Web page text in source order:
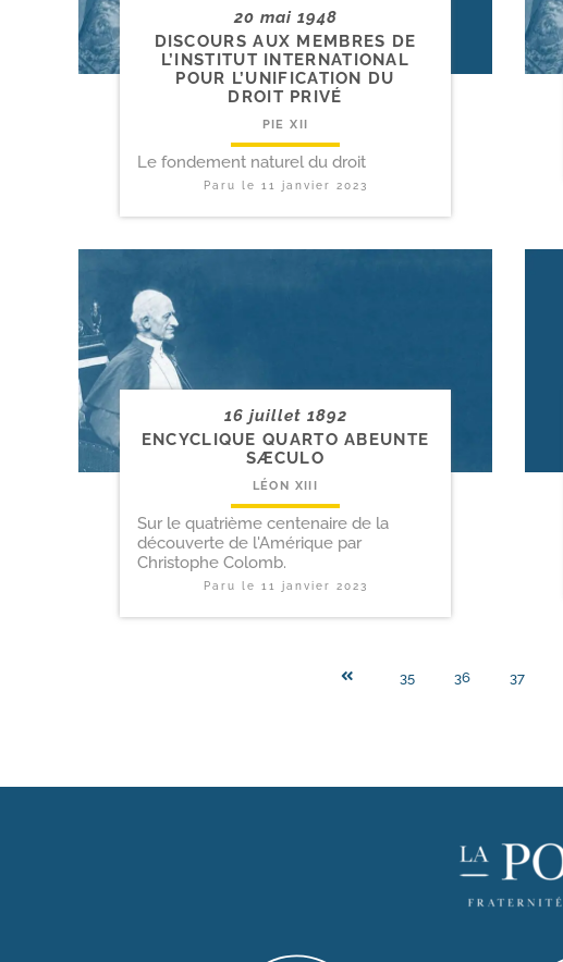
20 mai 1948
DISCOURS AUX MEMBRES DE
L’INSTITUT INTERNATIONAL
POUR L’UNIFICATION DU
DROIT PRIVÉ
PIE XII
Le fondement naturel du droit
Paru le 11 janvier 2023
16 juillet 1892
ENCYCLIQUE QUARTO ABEUNTE
SÆCULO
LÉON XIII
Sur le quatrième centenaire de la
découverte de l'Amérique par
Christophe Colomb.
Paru le 11 janvier 2023
35 36 37